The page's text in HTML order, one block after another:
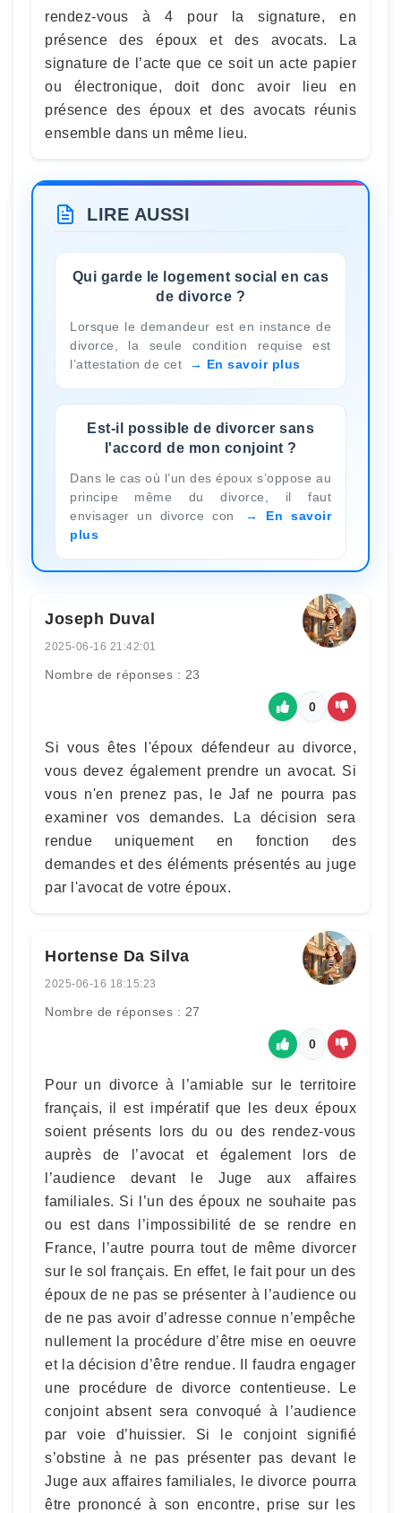
rendez-vous à 4 pour la signature, en
présence des époux et des avocats. La
signature de l’acte que ce soit un acte papier
ou électronique, doit donc avoir lieu en
présence des époux et des avocats réunis
ensemble dans un même lieu.
LIRE AUSSI
Qui garde le logement social en cas
de divorce ?
Lorsque le demandeur est en instance de
divorce, la seule condition requise est
l’attestation de cet
En savoir plus
Est-il possible de divorcer sans
l'accord de mon conjoint ?
Dans le cas où l’un des époux s’oppose au
principe même du divorce, il faut
envisager un divorce con
En savoir
plus
Joseph Duval
2025-06-16 21:42:01
Nombre de réponses : 23
0
Si vous êtes l'époux défendeur au divorce,
vous devez également prendre un avocat. Si
vous n'en prenez pas, le Jaf ne pourra pas
examiner vos demandes. La décision sera
rendue uniquement en fonction des
demandes et des éléments présentés au juge
par l'avocat de votre époux.
Hortense Da Silva
2025-06-16 18:15:23
Nombre de réponses : 27
0
Pour un divorce à l’amiable sur le territoire
français, il est impératif que les deux époux
soient présents lors du ou des rendez-vous
auprès de l’avocat et également lors de
l’audience devant le Juge aux affaires
familiales. Si l’un des époux ne souhaite pas
ou est dans l’impossibilité de se rendre en
France, l’autre pourra tout de même divorcer
sur le sol français. En effet, le fait pour un des
époux de ne pas se présenter à l’audience ou
de ne pas avoir d’adresse connue n’empêche
nullement la procédure d’être mise en oeuvre
et la décision d’être rendue. Il faudra engager
une procédure de divorce contentieuse. Le
conjoint absent sera convoqué à l’audience
par voie d’huissier. Si le conjoint signifié
s’obstine à ne pas présenter pas devant le
Juge aux affaires familiales, le divorce pourra
être prononcé à son encontre, prise sur les